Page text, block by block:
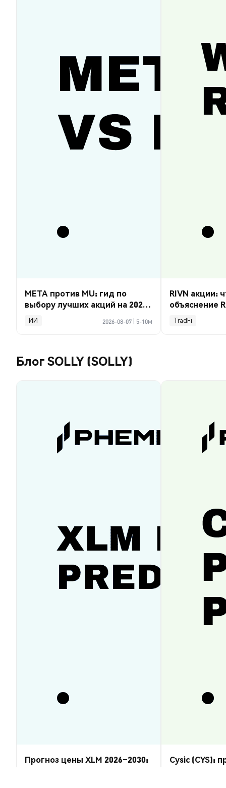
META против MU: гид по
выбору лучших акций на 2026
год
ИИ 2026-08-07 5-10м
RIVN акции:
объяснение
TradFi
Блог SOLLY (SOLLY)
Прогноз цены XLM 2026–2030:
Cysic (CYS):